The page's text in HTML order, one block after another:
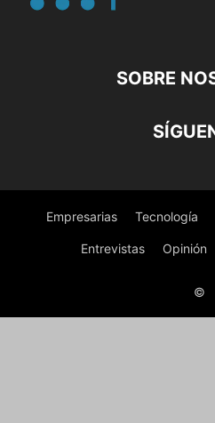
SOBRE
Empresarias Tecnología
Entrevistas Opinión
©